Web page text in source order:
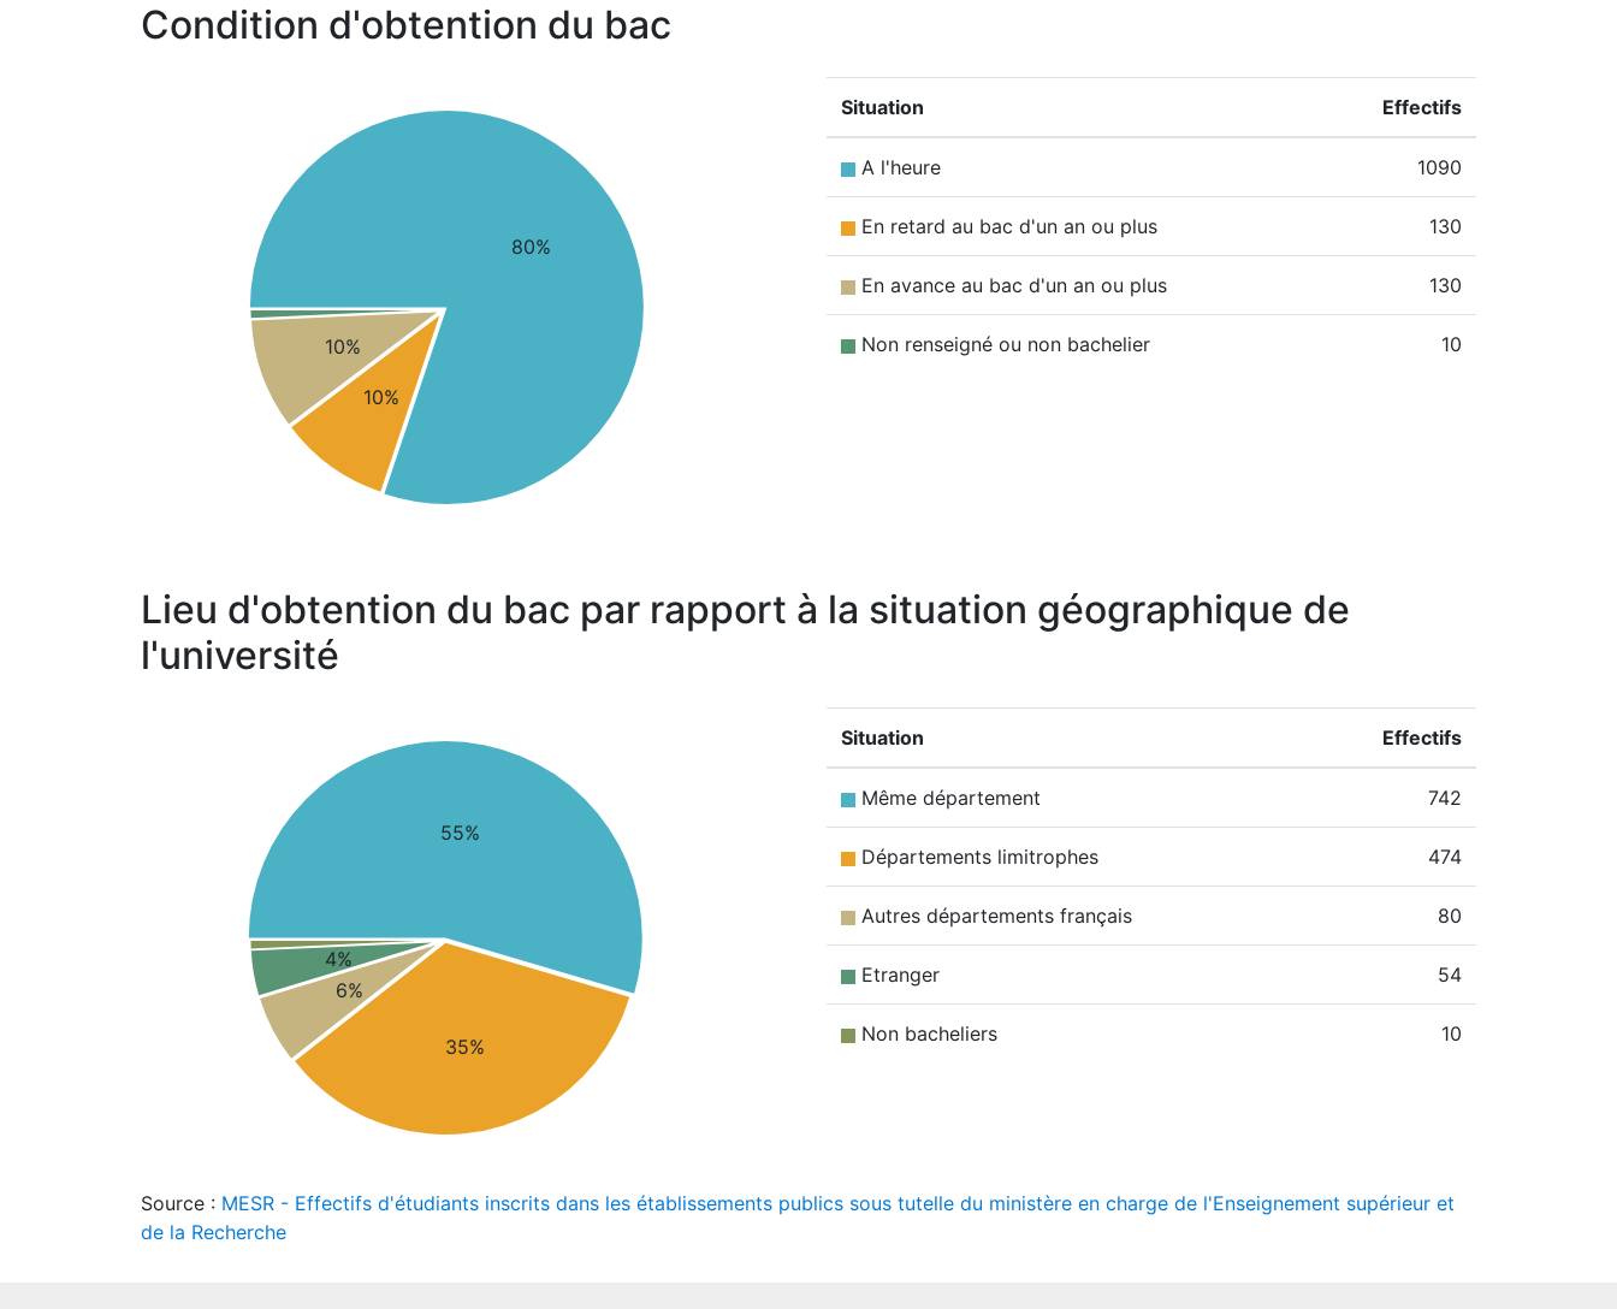
Condition d'obtention du bac
80%
10%
10%
Situation Effectifs
A l'heure 1090
En retard au bac d'un an ou plus 130
En avance au bac d'un an ou plus 130
Non renseigné ou non bachelier 10
Lieu d'obtention du bac par rapport à la situation géographique de
l'université
55%
35%
6%
4%
Situation Effectifs
Même département 742
Départements limitrophes 474
Autres départements français 80
Etranger 54
Non bacheliers 10
Source : MESR - Effectifs d'étudiants inscrits dans les établissements publics sous tutelle du ministère en charge de l'Enseignement supérieur et
de la Recherche